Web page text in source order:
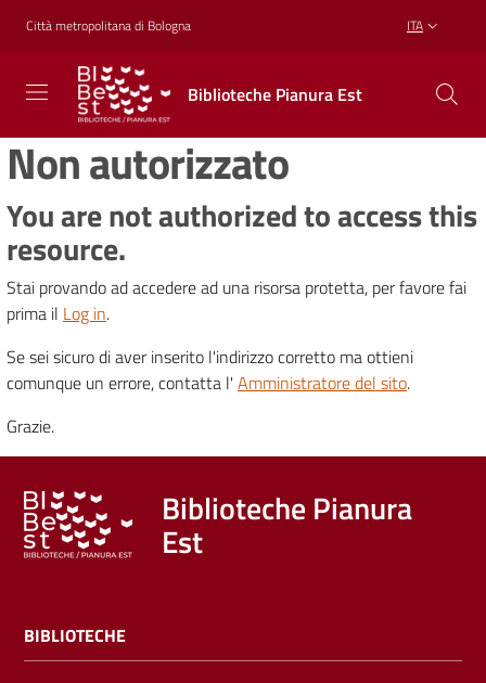
Vai al contenuto
Vai alla navigazione
Vai al footer
Città metropolitana di Bologna ITA
Biblioteche Pianura Est
Biblioteche
Pianura
Est
CONOSCERE,
CREARE,
Biblioteche
Cosa
offriamo
Trova
libri
e
film
Calendario
Non autorizzato
You are not authorized to access this
resource.
Stai provando ad accedere ad una risorsa protetta, per favore fai
prima il Log in.
Se sei sicuro di aver inserito l'indirizzo corretto ma ottieni
comunque un errore, contatta l' Amministratore del sito.
Grazie.
Biblioteche Pianura
Est
BIBLIOTECHE